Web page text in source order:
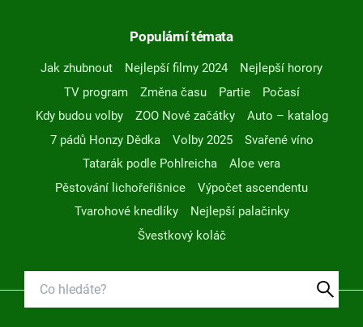
Populární témata
Jak zhubnout Nejlepší filmy 2024
Nejlepší horory
TV program
Změna času Partie
Počasí
Kdy budou volby
ZOO Nové začátky
Auto – katalog
7 pádů Honzy Dědka
Volby 2025
Svařené víno
Tatarák podle Pohlreicha
Aloe vera
Pěstování lichořeřišnice
Výpočet ascendentu
Tvarohové knedlíky
Nejlepší palačinky
Švestkový koláč